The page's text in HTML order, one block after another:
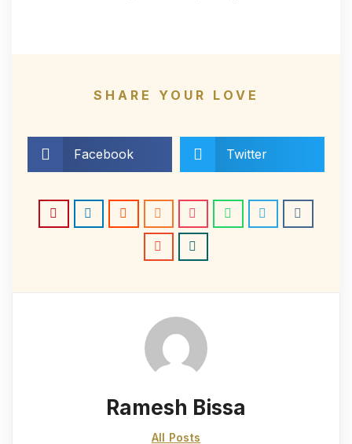
SHARE YOUR LOVE
Facebook Twitter
Ramesh Bissa
All Posts